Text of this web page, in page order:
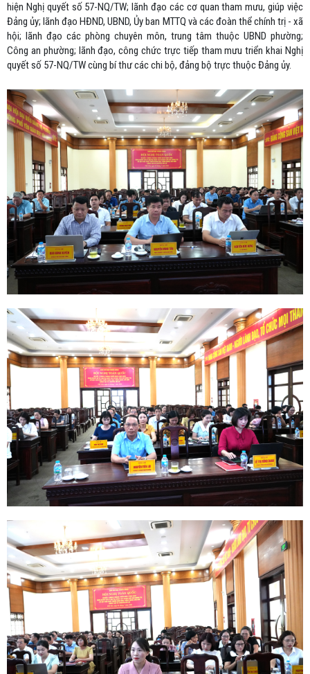
hiện Nghị quyết số 57-NQ/TW; lãnh đạo các cơ quan tham mưu, giúp việc
Đảng ủy; lãnh đạo HĐND, UBND, Ủy ban MTTQ và các đoàn thể chính trị - xã
hội; lãnh đạo các phòng chuyên môn, trung tâm thuộc UBND phường;
Công an phường; lãnh đạo, công chức trực tiếp tham mưu triển khai Nghị
quyết số 57-NQ/TW cùng bí thư các chi bộ, đảng bộ trực thuộc Đảng ủy.